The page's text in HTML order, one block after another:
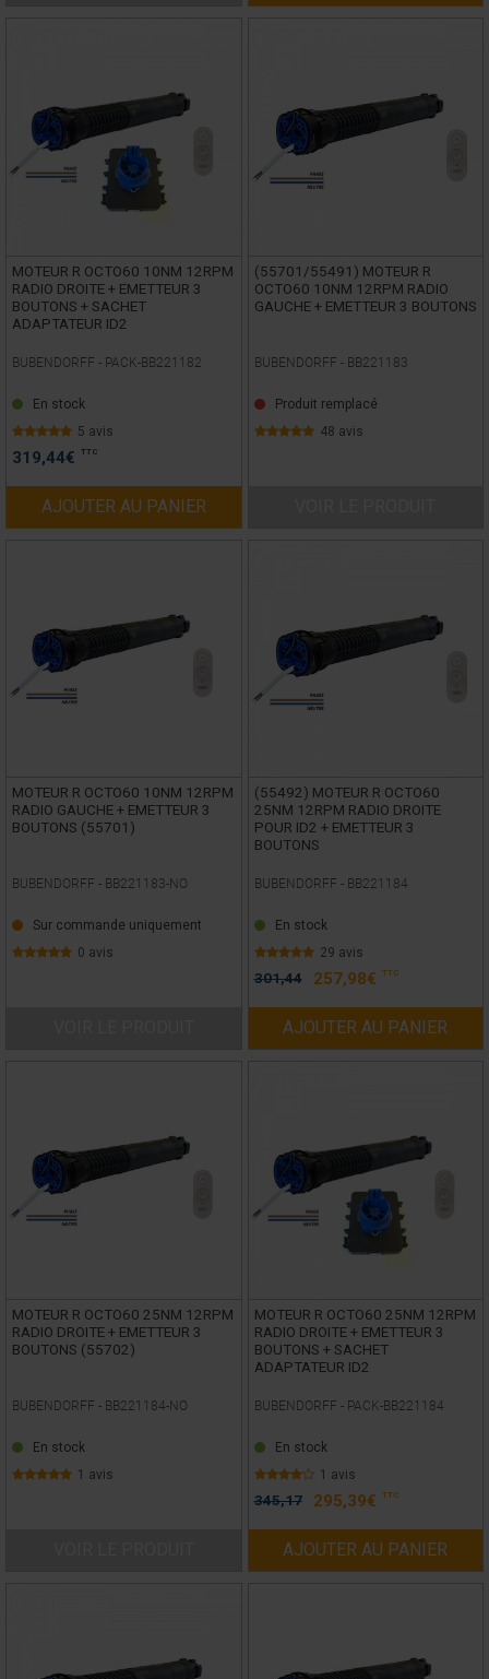
MOTEUR R OCTO60 10NM 12RPM
RADIO DROITE + EMETTEUR 3
BOUTONS + SACHET
ADAPTATEUR ID2
BUBENDORFF - PACK-BB221182
En stock
5 avis
319,44€ TTC
AJOUTER AU PANIER
(55701/55491) MOTEUR R
OCTO60 10NM 12RPM RADIO
GAUCHE + EMETTEUR 3 BOUTONS
BUBENDORFF - BB221183
Produit remplacé
48 avis
MOTEUR R OCTO60 10NM 12RPM
RADIO GAUCHE + EMETTEUR 3
BOUTONS (55701)
BUBENDORFF - BB221183-NO
Sur commande uniquement
0 avis
(55492) MOTEUR R OCTO60
25NM 12RPM RADIO DROITE
POUR ID2 + EMETTEUR 3
BOUTONS
BUBENDORFF - BB221184
En stock
29 avis
301,44 257,98€ TTC
AJOUTER AU PANIER
MOTEUR R OCTO60 25NM 12RPM
RADIO DROITE + EMETTEUR 3
BOUTONS (55702)
BUBENDORFF - BB221184-NO
En stock
1 avis
MOTEUR R OCTO60 25NM 12RPM
RADIO DROITE + EMETTEUR 3
BOUTONS + SACHET
ADAPTATEUR ID2
BUBENDORFF - PACK-BB221184
En stock
1 avis
345,17 295,39€ TTC
AJOUTER AU PANIER